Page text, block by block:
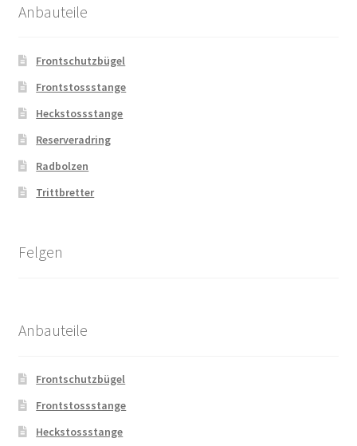
Anbauteile
Frontschutzbügel
Frontstossstange
Heckstossstange
Reserveradring
Radbolzen
Trittbretter
Felgen
Anbauteile
Frontschutzbügel
Frontstossstange
Heckstossstange